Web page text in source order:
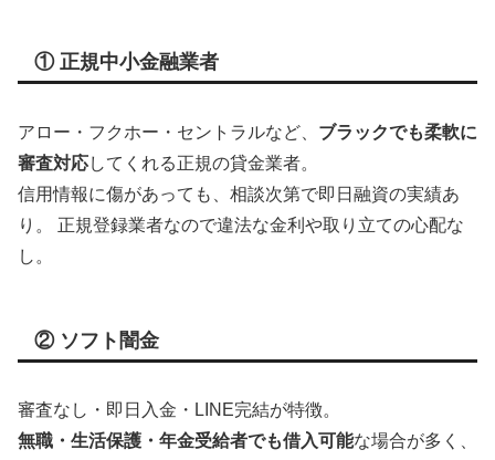
① 正規中小金融業者
アロー・フクホー・セントラルなど、 ブラックでも柔軟に
審査対応してくれる正規の貸金業者。
信用情報に傷があっても、相談次第で即日融資の実績あ
り。 正規登録業者なので違法な金利や取り立ての心配な
し。
② ソフト闇金
審査なし・即日入金・LINE完結が特徴。
無職・生活保護・年金受給者でも借入可能な場合が多く、